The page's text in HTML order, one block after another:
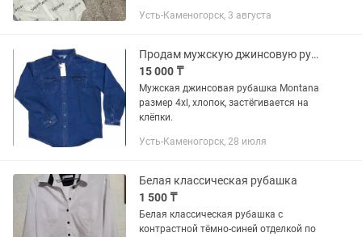
Усть-Каменогорск, 3 августа
Продам мужскую джинсовую рубашку
15 000 ₸
Мужская джинсовая рубашка Montana
размер 4xl, хлопок, застёгивается на
клёпки.
Усть-Каменогорск, 28 июля
Белая классическая рубашка
1 500 ₸
Белая классическая рубашка с
контрастной тёмно-синей отделкой по